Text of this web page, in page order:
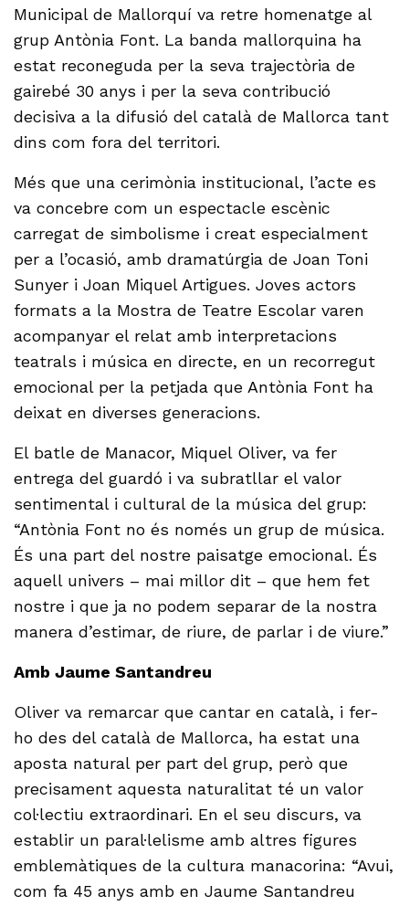
Municipal de Mallorquí va retre homenatge al
grup Antònia Font. La banda mallorquina ha
estat reconeguda per la seva trajectòria de
gairebé 30 anys i per la seva contribució
decisiva a la difusió del català de Mallorca tant
dins com fora del territori.
Més que una cerimònia institucional, l’acte es
va concebre com un espectacle escènic
carregat de simbolisme i creat especialment
per a l’ocasió, amb dramatúrgia de Joan Toni
Sunyer i Joan Miquel Artigues. Joves actors
formats a la Mostra de Teatre Escolar varen
acompanyar el relat amb interpretacions
teatrals i música en directe, en un recorregut
emocional per la petjada que Antònia Font ha
deixat en diverses generacions.
El batle de Manacor, Miquel Oliver, va fer
entrega del guardó i va subratllar el valor
sentimental i cultural de la música del grup:
“Antònia Font no és només un grup de música.
És una part del nostre paisatge emocional. És
aquell univers – mai millor dit – que hem fet
nostre i que ja no podem separar de la nostra
manera d’estimar, de riure, de parlar i de viure.”
Amb Jaume Santandreu
Oliver va remarcar que cantar en català, i fer-
ho des del català de Mallorca, ha estat una
aposta natural per part del grup, però que
precisament aquesta naturalitat té un valor
col·lectiu extraordinari. En el seu discurs, va
establir un paral·lelisme amb altres figures
emblemàtiques de la cultura manacorina: “Avui,
com fa 45 anys amb en Jaume Santandreu